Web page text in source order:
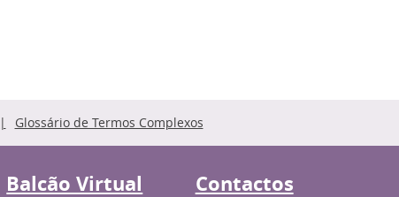
Glossário de Termos Complexos
Balcão Virtual Contactos